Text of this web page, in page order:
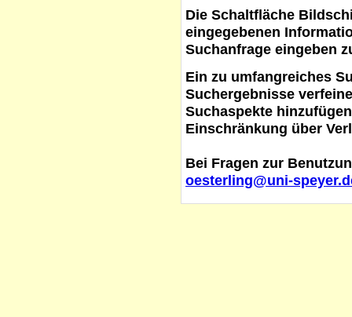
Die Schaltfläche
eingegebenen
Suchanfrage eingeben
Ein zu umfangreiches
Suchergebnisse
Suchaspekte
Einschränkung über
Bei Fragen zur
oesterling@uni-